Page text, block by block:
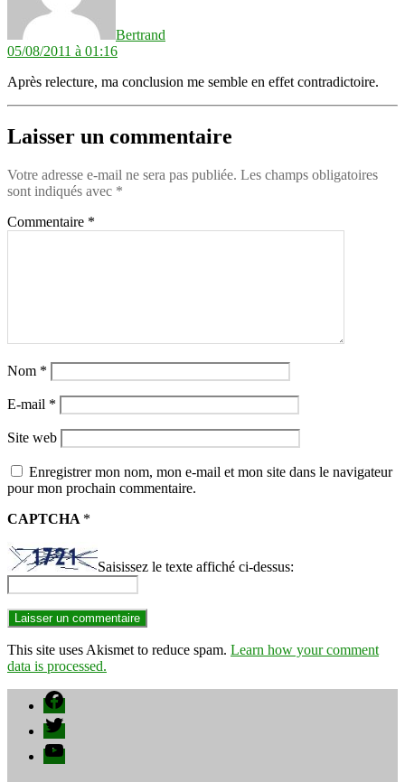
Bertrand
05/08/2011 à 01:16
Après relecture, ma conclusion me semble en effet contradictoire.
Laisser un commentaire
Votre adresse e-mail ne sera pas publiée. Les champs obligatoires
sont indiqués avec *
Commentaire *
Nom *
E-mail *
Site web
Enregistrer mon nom, mon e-mail et mon site dans le navigateur
pour mon prochain commentaire.
CAPTCHA *
Saisissez le texte affiché ci-dessus:
This site uses Akismet to reduce spam. Learn how your comment
data is processed.
Facebook
Twitter
YouTube